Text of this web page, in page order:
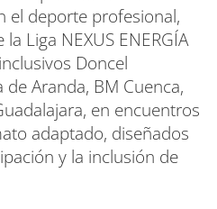
el deporte profesional,
Liga NEXUS ENERGÍA
Doncel
de Aranda, BM Cuenca,
en encuentros
adaptado, diseñados
y la inclusión de